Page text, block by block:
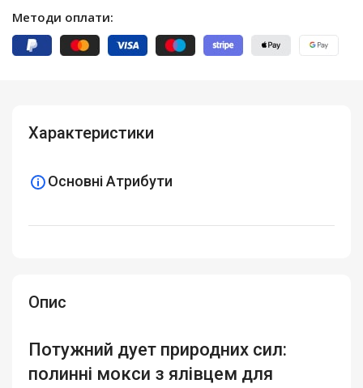
Методи оплати:
Опис
Потужний дует природних сил:
полинні мокси з ялівцем для
Характеристики
Основні Атрибути